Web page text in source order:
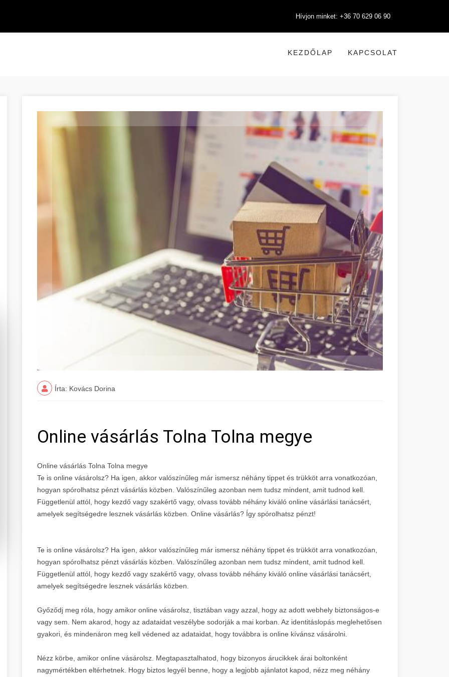
Hívjon minket: +36 70 629 06 90
KEZDŐLAP KAPCSOLAT
Írta: Kovács Dorina
Online vásárlás Tolna Tolna megye
Online vásárlás Tolna Tolna megye
Te is online vásárolsz? Ha igen, akkor valószínűleg már ismersz néhány tippet és trükköt arra vonatkozóan,
hogyan spórolhatsz pénzt vásárlás közben. Valószínűleg azonban nem tudsz mindent, amit tudnod kell.
Függetlenül attól, hogy kezdő vagy szakértő vagy, olvass tovább néhány kiváló online vásárlási tanácsért,
amelyek segítségedre lesznek vásárlás közben. Online vásárlás? Így spórolhatsz pénzt!
Te is online vásárolsz? Ha igen, akkor valószínűleg már ismersz néhány tippet és trükköt arra vonatkozóan,
hogyan spórolhatsz pénzt vásárlás közben. Valószínűleg azonban nem tudsz mindent, amit tudnod kell.
Függetlenül attól, hogy kezdő vagy szakértő vagy, olvass tovább néhány kiváló online vásárlási tanácsért,
amelyek segítségedre lesznek vásárlás közben.
Győződj meg róla, hogy amikor online vásárolsz, tisztában vagy azzal, hogy az adott webhely biztonságos-e
vagy sem. Nem akarod, hogy az adataidat veszélybe sodorják a mai korban. Az identitáslopás meglehetősen
gyakori, és mindenáron meg kell védened az adataidat, hogy továbbra is online kívánsz vásárolni.
Nézz körbe, amikor online vásárolsz. Megtapasztalhatod, hogy bizonyos árucikkek árai boltonként
nagymértékben eltérhetnek. Hogy biztos legyél benne, hogy a legjobb ajánlatot kapod, nézz meg néhány